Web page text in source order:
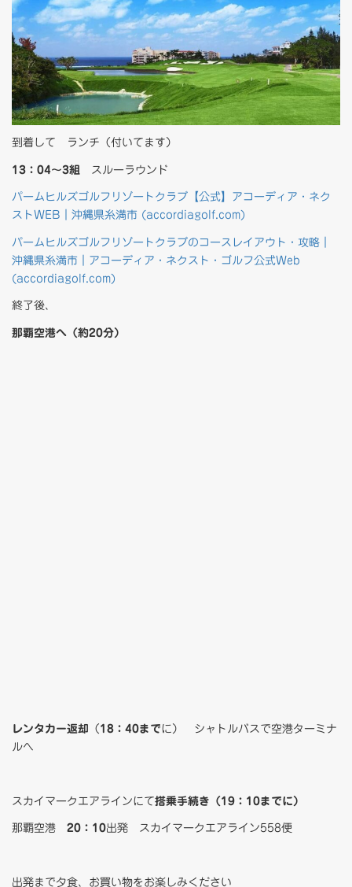
到着して ランチ（付いてます）
13：04～3組 スルーラウンド
パームヒルズゴルフリゾートクラブ【公式】アコーディア・ネク
ストWEB｜沖縄県糸満市 (accordiagolf.com)
パームヒルズゴルフリゾートクラブのコースレイアウト・攻略｜
沖縄県糸満市｜アコーディア・ネクスト・ゴルフ公式Web
(accordiagolf.com)
終了後、
那覇空港へ（約20分）
レンタカー返却 （18：40までに） シャトルバスで空港ターミナ
ルへ
スカイマークエアラインにて搭乗手続き（19：10までに）
那覇空港 20：10出発 スカイマークエアライン558便
出発まで夕食、お買い物をお楽しみください